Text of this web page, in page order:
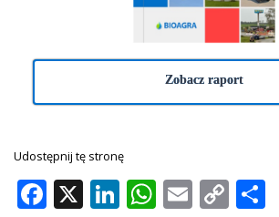
Zobacz raport
Udostępnij tę stronę
Facebook
X LinkedIn
WhatsApp
Email
Copy